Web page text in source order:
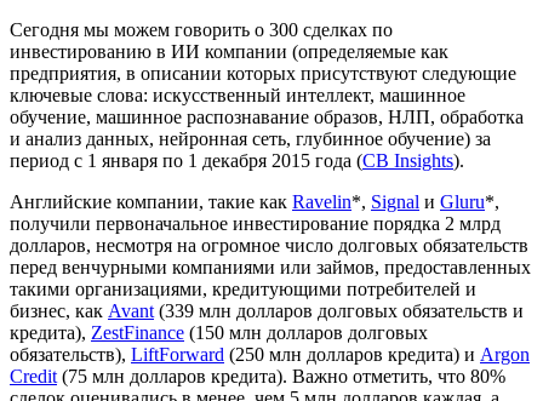
Сегодня мы можем говорить о 300 сделках по
инвестированию в ИИ компании (определяемые как
предприятия, в описании которых присутствуют следующие
ключевые слова: искусственный интеллект, машинное
обучение, машинное распознавание образов, НЛП, обработка
и анализ данных, нейронная сеть, глубинное обучение) за
период с 1 января по 1 декабря 2015 года (CB Insights).
Английские компании, такие как Ravelin*, Signal и Gluru*,
получили первоначальное инвестирование порядка 2 млрд
долларов, несмотря на огромное число долговых обязательств
перед венчурными компаниями или займов, предоставленных
такими организациями, кредитующими потребителей и
бизнес, как Avant (339 млн долларов долговых обязательств и
кредита), ZestFinance (150 млн долларов долговых
обязательств), LiftForward (250 млн долларов кредита) и Argon
Credit (75 млн долларов кредита). Важно отметить, что 80%